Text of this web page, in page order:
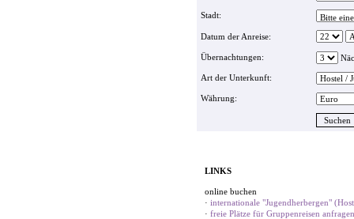
Stadt:
Datum der Anreise:
Übernachtungen:
Art der Unterkunft:
Währung:
LINKS
online buchen
· internationale "Jugendherbergen"
· freie Plätze für Gruppenreisen anfragen